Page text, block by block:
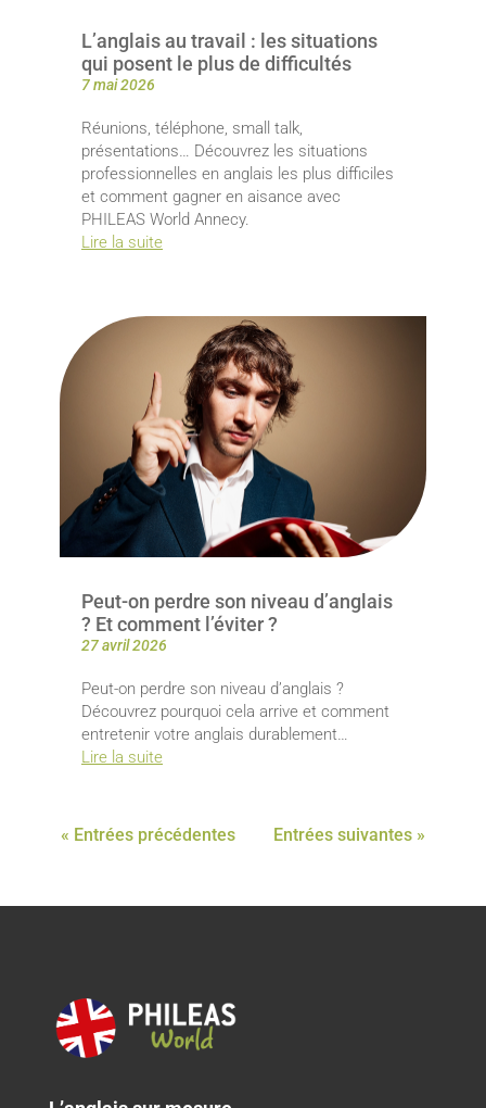
L’anglais au travail : les situations
qui posent le plus de difficultés
7 mai 2026
Réunions, téléphone, small talk,
présentations… Découvrez les situations
professionnelles en anglais les plus difficiles
et comment gagner en aisance avec
PHILEAS World Annecy.
Lire la suite
Peut-on perdre son niveau d’anglais
? Et comment l’éviter ?
27 avril 2026
Peut-on perdre son niveau d’anglais ?
Découvrez pourquoi cela arrive et comment
entretenir votre anglais durablement…
Lire la suite
« Entrées précédentes Entrées suivantes »